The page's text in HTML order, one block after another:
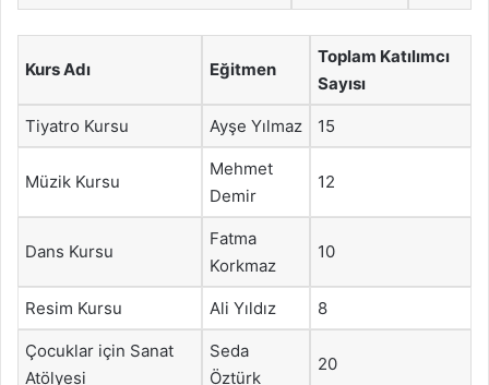
Kurs Adı Eğitmen
Toplam Katılımcı
Sayısı
Tiyatro Kursu Ayşe Yılmaz 15
Müzik Kursu
Mehmet
Demir
12
Dans Kursu
Fatma
Korkmaz
10
Resim Kursu Ali Yıldız 8
Çocuklar için Sanat
Atölyesi
Seda
Öztürk
20